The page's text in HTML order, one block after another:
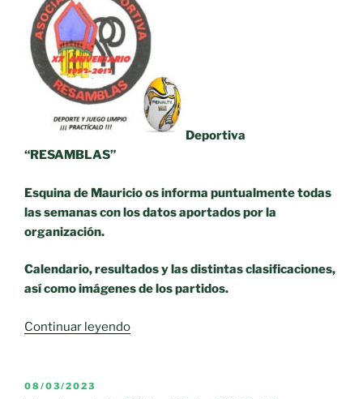
Deportiva
“RESAMBLAS”
Esquina de Mauricio os informa puntualmente todas
las semanas con los datos aportados por la
organización.
Calendario, resultados y las distintas clasificaciones,
así como imágenes de los partidos.
Continuar leyendo«Liga
PUBLICADO
08/03/2023